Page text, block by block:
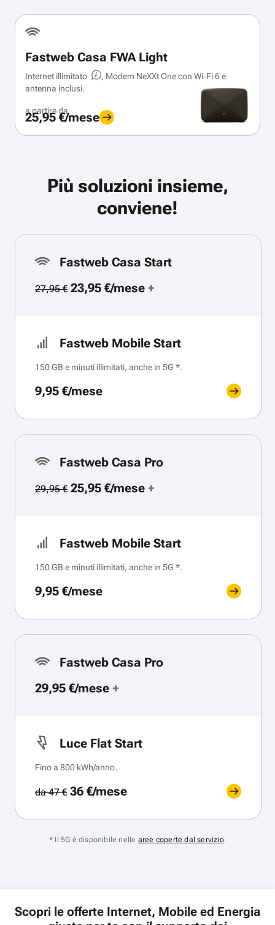
Fastweb Casa FWA Light
Internet illimitato
, Modem NeXXt One con Wi‑Fi 6 e
antenna inclusi.
a partire da
25,95 €/mese
Più soluzioni insieme,
conviene!
Fastweb Casa Start
27,95 €23,95 €/mese+
Fastweb Mobile Start
150 GB e minuti illimitati, anche in 5G *.
9,95 €/mese
Fastweb Casa Pro
29,95 €25,95 €/mese+
Fastweb Mobile Start
150 GB e minuti illimitati, anche in 5G *.
9,95 €/mese
Fastweb Casa Pro
29,95 €/mese +
Luce Flat Start
Fino a 800 kWh/anno.
da 47 €36 €/mese
* Il 5G è disponibile nelle aree coperte dal servizio.
Scopri le offerte Internet, Mobile ed Energia